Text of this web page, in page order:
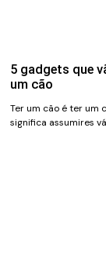
5 gadgets que
um cão
Ter um cão é ter um
significa assumires